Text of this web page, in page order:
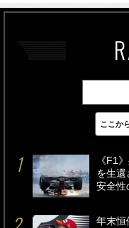
最新
《F1
を生還
安全性
年末恒
ここか